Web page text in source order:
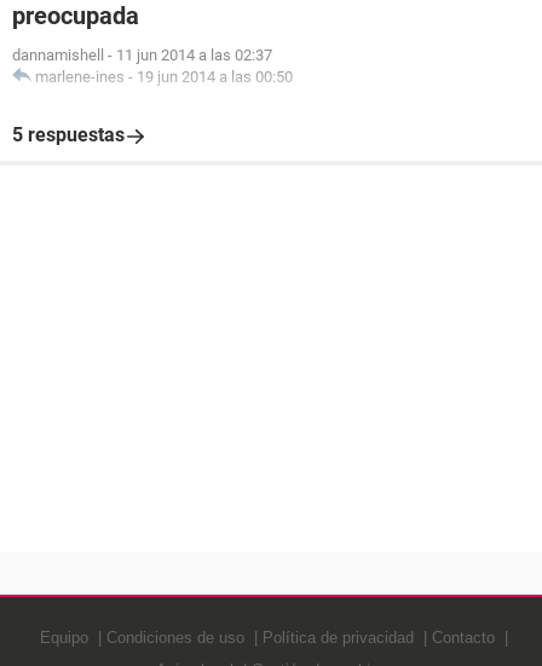
preocupada
dannamishell - 11 jun 2014 a las 02:37
marlene-ines - 19 jun 2014 a las 00:50
5 respuestas
Equipo Condiciones de uso Política de privacidad
Contacto